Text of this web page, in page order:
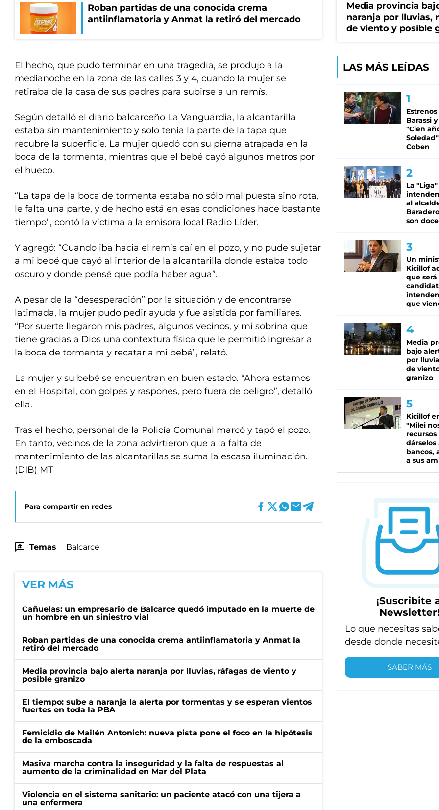
Roban partidas de una conocida crema
antiinflamatoria y Anmat la retiró del mercado
El hecho, que pudo terminar en una tragedia, se produjo a la
medianoche en la zona de las calles 3 y 4, cuando la mujer se
retiraba de la casa de sus padres para subirse a un remís.
Según detalló el diario balcarceño La Vanguardia, la alcantarilla
estaba sin mantenimiento y solo tenía la parte de la tapa que
recubre la superficie. La mujer quedó con su pierna atrapada en la
boca de la tormenta, mientras que el bebé cayó algunos metros por
el hueco.
“La tapa de la boca de tormenta estaba no sólo mal puesta sino rota,
le falta una parte, y de hecho está en esas condiciones hace bastante
tiempo”, contó la víctima a la emisora local Radio Líder.
Y agregó: “Cuando iba hacia el remis caí en el pozo, y no pude sujetar
a mi bebé que cayó al interior de la alcantarilla donde estaba todo
oscuro y donde pensé que podía haber agua”.
A pesar de la “desesperación” por la situación y de encontrarse
latimada, la mujer pudo pedir ayuda y fue asistida por familiares.
“Por suerte llegaron mis padres, algunos vecinos, y mi sobrina que
tiene gracias a Dios una contextura física que le permitió ingresar a
la boca de tormenta y recatar a mi bebé”, relató.
La mujer y su bebé se encuentran en buen estado. “Ahora estamos
en el Hospital, con golpes y raspones, pero fuera de peligro”, detalló
ella.
Tras el hecho, personal de la Policía Comunal marcó y tapó el pozo.
En tanto, vecinos de la zona advirtieron que a la falta de
mantenimiento de las alcantarillas se suma la escasa iluminación.
(DIB) MT
Para compartir en redes
Temas Balcarce
VER MÁS
Cañuelas: un empresario de Balcarce quedó imputado en la muerte de
un hombre en un siniestro vial
Roban partidas de una conocida crema antiinflamatoria y Anmat la
retiró del mercado
Media provincia bajo alerta naranja por lluvias, ráfagas de viento y
posible granizo
El tiempo: sube a naranja la alerta por tormentas y se esperan vientos
fuertes en toda la PBA
Femicidio de Mailén Antonich: nueva pista pone el foco en la hipótesis
de la emboscada
Masiva marcha contra la inseguridad y la falta de respuestas al
aumento de la criminalidad en Mar del Plata
Violencia en el sistema sanitario: un paciente atacó con una tijera a
una enfermera
Media provincia
naranja por lluvias,
de viento y posible
LAS MÁS LEÍDAS
Estrenos
Barassi
"Cien
Coben
La
al
son doce
Un
Kicillof
que será
que
Media
bajo
por
de
granizo
Kicillof
"Milei
recursos
dárselos
bancos,
a sus
¡Suscribite
Newsletter!
Lo que necesitas
desde donde
SABER MÁS